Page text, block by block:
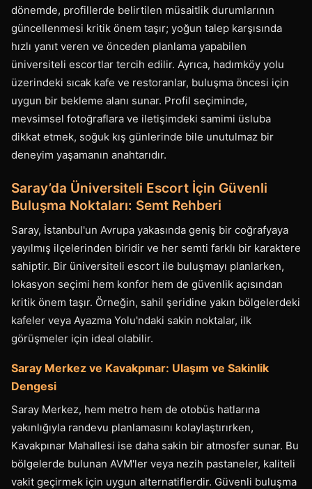
dönemde, profillerde belirtilen müsaitlik durumlarının
güncellenmesi kritik önem taşır; yoğun talep karşısında
hızlı yanıt veren ve önceden planlama yapabilen
üniversiteli escortlar tercih edilir. Ayrıca, hadımköy yolu
üzerindeki sıcak kafe ve restoranlar, buluşma öncesi için
uygun bir bekleme alanı sunar. Profil seçiminde,
mevsimsel fotoğraflara ve iletişimdeki samimi üsluba
dikkat etmek, soğuk kış günlerinde bile unutulmaz bir
deneyim yaşamanın anahtarıdır.
Saray’da Üniversiteli Escort İçin Güvenli
Buluşma Noktaları: Semt Rehberi
Saray, İstanbul'un Avrupa yakasında geniş bir coğrafyaya
yayılmış ilçelerinden biridir ve her semti farklı bir karaktere
sahiptir. Bir üniversiteli escort ile buluşmayı planlarken,
lokasyon seçimi hem konfor hem de güvenlik açısından
kritik önem taşır. Örneğin, sahil şeridine yakın bölgelerdeki
kafeler veya Ayazma Yolu'ndaki sakin noktalar, ilk
görüşmeler için ideal olabilir.
Saray Merkez ve Kavakpınar: Ulaşım ve Sakinlik
Dengesi
Saray Merkez, hem metro hem de otobüs hatlarına
yakınlığıyla randevu planlamasını kolaylaştırırken,
Kavakpınar Mahallesi ise daha sakin bir atmosfer sunar. Bu
bölgelerde bulunan AVM'ler veya nezih pastaneler, kaliteli
vakit geçirmek için uygun alternatiflerdir. Güvenli buluşma